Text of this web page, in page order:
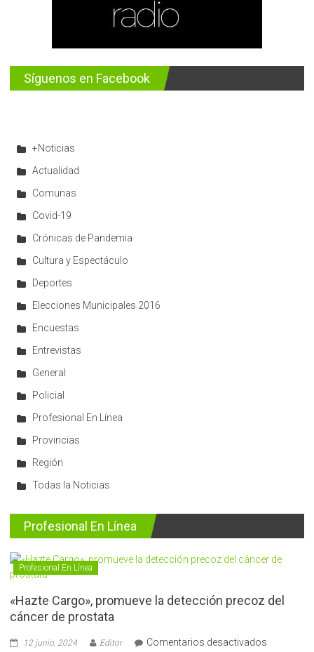
Síguenos en Facebook
+Noticias
Actualidad
Comunas
Covid-19
Crónicas de Pandemia
Cultura y Espectáculo
Deportes
Elecciones Municipales 2016
Encuestas
Entrevistas
General
Policial
Profesional En Línea
Provincias
Región
Todas la Noticias
Profesional En Línea
Profesional En Línea
«Hazte Cargo», promueve la detección precoz del
cáncer de prostata
12 junio, 2024 Editor Comentarios desactivados